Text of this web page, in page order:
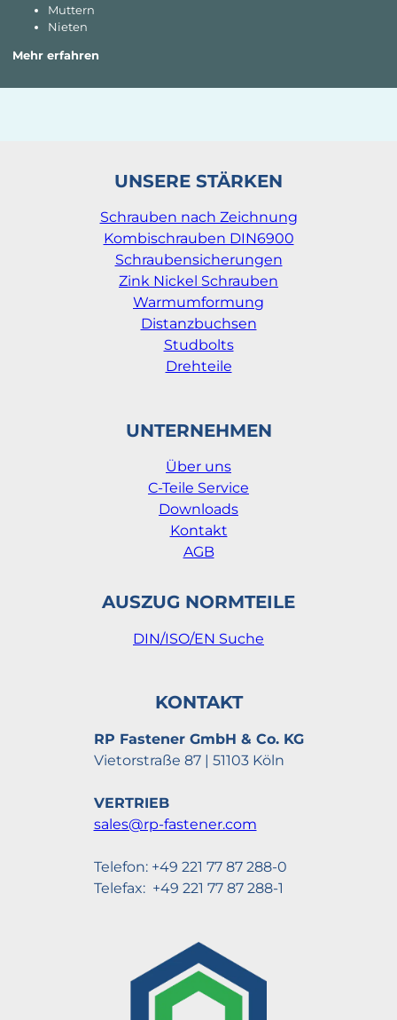
Muttern
Nieten
Mehr erfahren
UNSERE STÄRKEN
Schrauben nach Zeichnung
Kombischrauben DIN6900
Schraubensicherungen
Zink Nickel Schrauben
Warmumformung
Distanzbuchsen
Studbolts
Drehteile
UNTERNEHMEN
Über uns
C-Teile Service
Downloads
Kontakt
AGB
AUSZUG NORMTEILE
DIN/ISO/EN Suche
KONTAKT
RP Fastener GmbH & Co. KG
Vietorstraße 87 | 51103 Köln
VERTRIEB
sales@rp-fastener.com
Telefon: +49 221 77 87 288-0
Telefax: +49 221 77 87 288-1